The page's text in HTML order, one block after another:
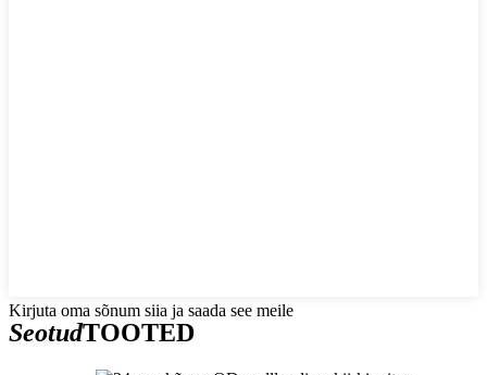
Kirjuta oma sõnum siia ja saada see meile
SeotudTOOTED